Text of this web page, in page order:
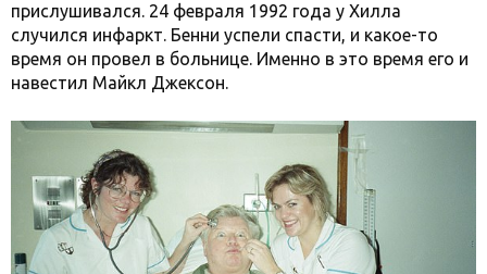
прислушивался. 24 февраля 1992 года у Хилла
случился инфаркт. Бенни успели спасти, и какое-то
время он провел в больнице. Именно в это время его и
навестил Майкл Джексон.